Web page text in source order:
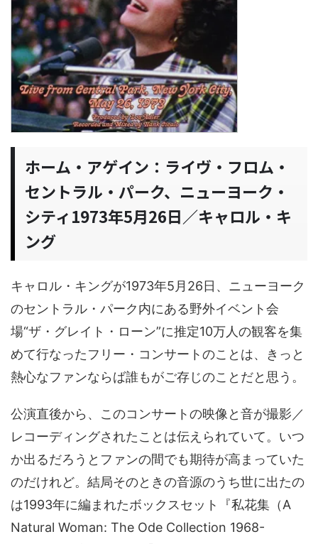
ホーム・アゲイン：ライヴ・フロム・
セントラル・パーク、ニューヨーク・
シティ1973年5月26日／キャロル・キ
ング
キャロル・キングが1973年5月26日、ニューヨーク
のセントラル・パーク内にある野外イベント会
場“ザ・グレイト・ローン”に推定10万人の観客を集
めて行なったフリー・コンサートのことは、きっと
熱心なファンならば誰もがご存じのことだと思う。
公演直後から、このコンサートの映像と音が撮影／
レコーディングされたことは伝えられていて。いつ
か出るだろうとファンの間でも期待が高まっていた
のだけれど。結局そのときの音源のうち世に出たの
は1993年に編まれたボックスセット『私花集（A
Natural Woman: The Ode Collection 1968-